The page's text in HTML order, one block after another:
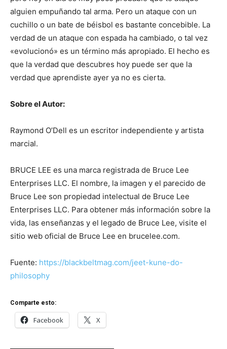
alguien empuñando tal arma. Pero un ataque con un
cuchillo o un bate de béisbol es bastante concebible. La
verdad de un ataque con espada ha cambiado, o tal vez
«evolucionó» es un término más apropiado. El hecho es
que la verdad que descubres hoy puede ser que la
verdad que aprendiste ayer ya no es cierta.
Sobre el Autor:
Raymond O’Dell es un escritor independiente y artista
marcial.
BRUCE LEE es una marca registrada de Bruce Lee
Enterprises LLC. El nombre, la imagen y el parecido de
Bruce Lee son propiedad intelectual de Bruce Lee
Enterprises LLC. Para obtener más información sobre la
vida, las enseñanzas y el legado de Bruce Lee, visite el
sitio web oficial de Bruce Lee en brucelee.com.
Fuente: https://blackbeltmag.com/jeet-kune-do-
philosophy
Comparte esto:
Facebook X